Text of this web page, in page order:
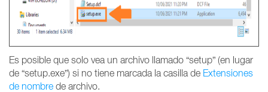
Es posible que solo vea un archivo llamado “setup” (en lugar
de “setup.exe”) si no tiene marcada la casilla de Extensiones
de nombre de archivo.